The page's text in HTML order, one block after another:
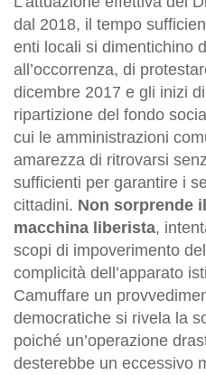
dal 2018, il tempo
enti locali si dimentichino
all’occorrenza, di
dicembre 2017 e gli inizi
ripartizione del fondo
cui le amministrazioni
amarezza di ritrovarsi
sufficienti per garantire i
cittadini. Non sorprende
macchina liberista,
scopi di impoverimento
complicità dell’apparato
Camuffare un
democratiche si rivela la
poiché un’operazione
desterebbe un eccessivo